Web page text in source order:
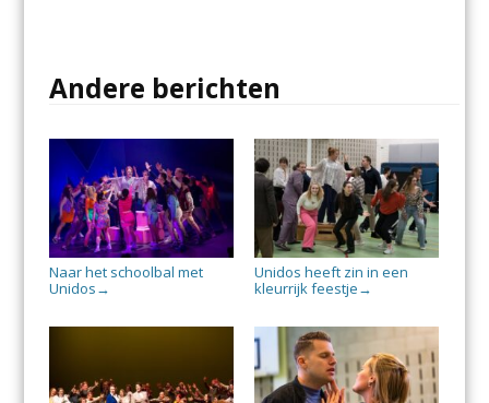
Andere berichten
Naar het schoolbal met
Unidos →
Unidos heeft zin in een
kleurrijk feestje →